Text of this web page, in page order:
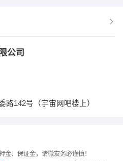
公司
路142号（宇宙网吧楼上）
金、保证金，请微友务必谨慎！